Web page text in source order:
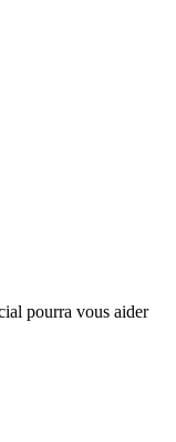
pourra vous aider